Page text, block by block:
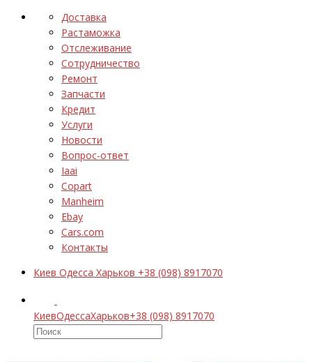
Доставка
Растаможка
Отслеживание
Сотрудничество
Ремонт
Запчасти
Кредит
Услуги
Новости
Вопрос-ответ
Iaai
Copart
Manheim
Ebay
Cars.com
Контакты
Киев Одесса Харьков +38 (098) 8917070
КиевОдессаХарьков+38 (098) 8917070